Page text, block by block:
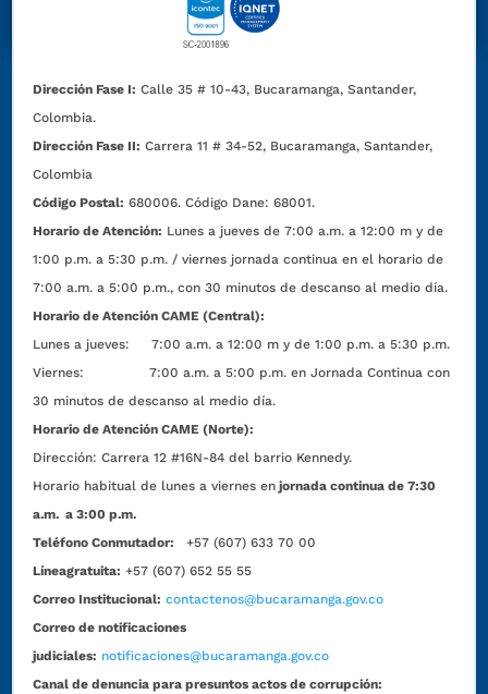
Dirección Fase I: Calle 35 # 10-43, Bucaramanga, Santander,
Colombia.
Dirección Fase II: Carrera 11 # 34-52, Bucaramanga, Santander,
Colombia
Código Postal: 680006. Código Dane: 68001.
Horario de Atención: Lunes a jueves de 7:00 a.m. a 12:00 m y de
1:00 p.m. a 5:30 p.m. / viernes jornada continua en el horario de
7:00 a.m. a 5:00 p.m., con 30 minutos de descanso al medio día.
Horario de Atención CAME (Central):
Lunes a jueves: 7:00 a.m. a 12:00 m y de 1:00 p.m. a 5:30 p.m.
Viernes: 7:00 a.m. a 5:00 p.m. en Jornada Continua con
30 minutos de descanso al medio día.
Horario de Atención CAME (Norte):
Dirección:Carrera 12 #16N-84 del barrio Kennedy.
Horario habitual de lunes a viernes en jornada continua de 7:30
a.m. a 3:00 p.m.
Teléfono Conmutador:
+57 (607) 633 70 00
Líneagratuita: +57 (607) 652 55 55
Correo Institucional: contactenos@bucaramanga.gov.co
Correo de notificaciones
judiciales: notificaciones@bucaramanga.gov.co
Canal de denuncia para presuntos actos de corrupción: